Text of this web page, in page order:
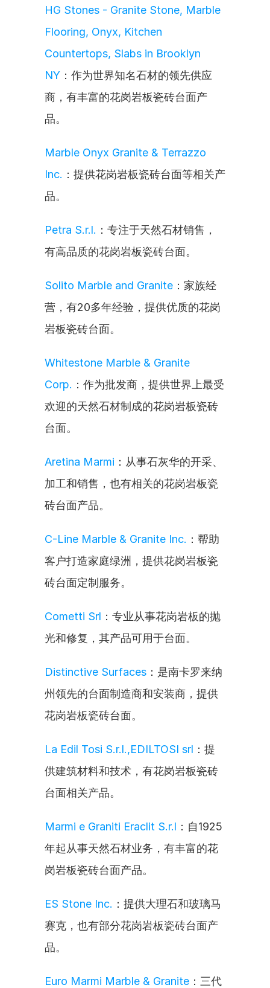
HG Stones - Granite Stone, Marble
Flooring, Onyx, Kitchen
Countertops, Slabs in Brooklyn
NY ：作为世界知名石材的领先供应
商，有丰富的花岗岩板瓷砖台面产
品。
Marble Onyx Granite & Terrazzo
Inc. ：提供花岗岩板瓷砖台面等相关产
品。
Petra S.r.l. ：专注于天然石材销售，
有高品质的花岗岩板瓷砖台面。
Solito Marble and Granite ：家族经
营，有20多年经验，提供优质的花岗
岩板瓷砖台面。
Whitestone Marble & Granite
Corp. ：作为批发商，提供世界上最受
欢迎的天然石材制成的花岗岩板瓷砖
台面。
Aretina Marmi ：从事石灰华的开采、
加工和销售，也有相关的花岗岩板瓷
砖台面产品。
C-Line Marble & Granite Inc. ：帮助
客户打造家庭绿洲，提供花岗岩板瓷
砖台面定制服务。
Cometti Srl ：专业从事花岗岩板的抛
光和修复，其产品可用于台面。
Distinctive Surfaces ：是南卡罗来纳
州领先的台面制造商和安装商，提供
花岗岩板瓷砖台面。
La Edil Tosi S.r.l.,EDILTOSI srl ：提
供建筑材料和技术，有花岗岩板瓷砖
台面相关产品。
Marmi e Graniti Eraclit S.r.l ：自1925
年起从事天然石材业务，有丰富的花
岗岩板瓷砖台面产品。
ES Stone Inc. ：提供大理石和玻璃马
赛克，也有部分花岗岩板瓷砖台面产
品。
Euro Marmi Marble & Granite ：三代